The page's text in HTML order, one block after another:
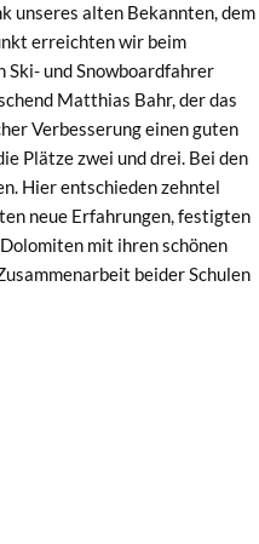
unseres alten Bekannten, dem
erreichten wir beim
Ski- und Snowboardfahrer
Matthias Bahr, der das
Verbesserung einen guten
Plätze zwei und drei. Bei den
Hier entschieden zehntel
neue Erfahrungen, festigten
mit ihren schönen
beider Schulen